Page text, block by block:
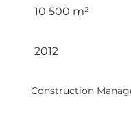
10 500 m²
2012
Construction